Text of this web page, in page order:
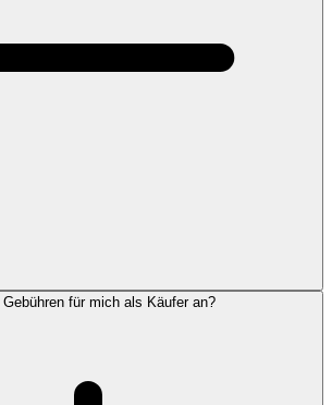
Gebühren für mich als Käufer an?